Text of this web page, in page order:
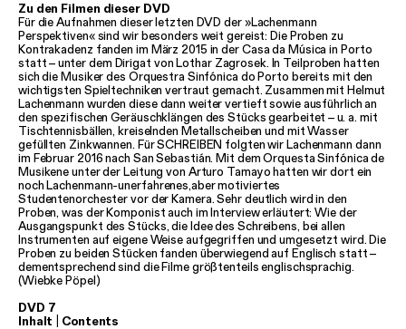
Förderverein
Geschichte
PRODUKTIONEN
The Fragile Art of
Living Together
Balkan Affairs
ABC der Ausrufe
Die Einfachen – eine
Dokumentaroper
Poetry Affairs
Alle Produktionen
SPIEL-
RÄUME
Zu den Filmen dieser DVD
Für die Aufnahmen dieser letzten DVD der »Lachenmann
Perspektiven« sind wir besonders weit gereist: Die Proben zu
Kontrakadenz fanden im März 2015 in der Casa da Música in Porto
statt – unter dem Dirigat von Lothar Zagrosek. In Teilproben hatten
sich die Musiker des Orquestra Sinfónica do Porto bereits mit den
wichtigsten Spieltechniken vertraut gemacht. Zusammen mit Helmut
Lachenmann wurden diese dann weiter vertieft sowie ausführlich an
den spezifischen Geräuschklängen des Stücks gearbeitet – u. a. mit
Tischtennisbällen, kreiselnden Metallscheiben und mit Wasser
gefüllten Zinkwannen. Für SCHREIBEN folgten wir Lachenmann dann
im Februar 2016 nach San Sebastián. Mit dem Orquesta Sinfónica de
Musikene unter der Leitung von Arturo Tamayo hatten wir dort ein
noch Lachenmann-unerfahrenes,aber motiviertes
Studentenorchester vor der Kamera. Sehr deutlich wird in den
Proben, was der Komponist auch im Interview erläutert: Wie der
Ausgangspunkt des Stücks, die Idee des Schreibens, bei allen
Instrumenten auf eigene Weise aufgegriffen und umgesetzt wird. Die
Proben zu beiden Stücken fanden überwiegend auf Englisch statt –
dementsprechend sind die Filme größtenteils englischsprachig.
(Wiebke Pöpel)
DVD 7
Inhalt | Contents